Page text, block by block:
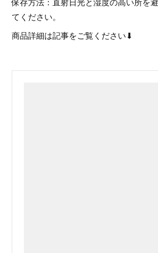
てください。
商品詳細は記事をご覧ください⬇